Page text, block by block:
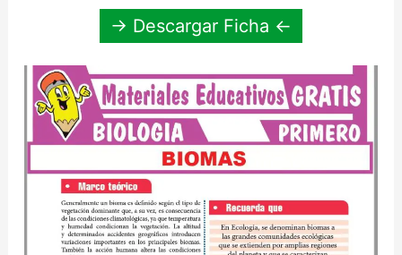
→ Descargar Ficha ←